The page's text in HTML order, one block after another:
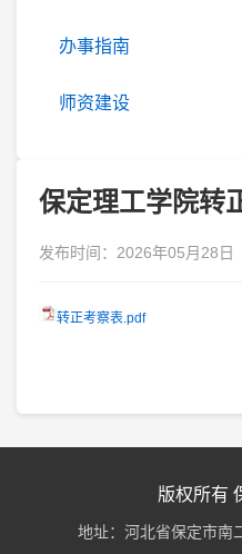
办事指南
师资建设
保定理工学院转
发布时间：2026年05月28
转正考察表.pdf
版权所有
地址：河北省保定市南